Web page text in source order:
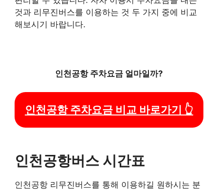
것과 리무진버스를 이용하는 것 두 가지 중에 비교
해보시기 바랍니다.
인천공항 주차요금 얼마일까?
인천공항 주차요금 비교 바로가기 👆
인천공항버스 시간표
인천공항 리무진버스를 통해 이용하길 원하시는 분